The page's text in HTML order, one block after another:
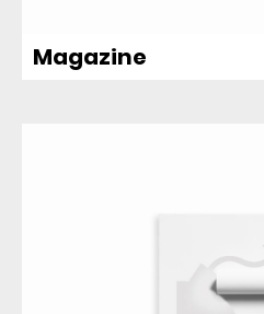
Magazine